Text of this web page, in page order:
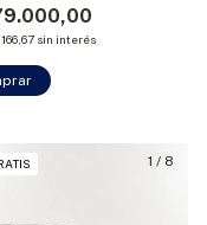
sin interés
1 / 8